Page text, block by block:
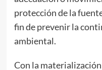
protección de la
fin de prevenir la
ambiental.
Con la